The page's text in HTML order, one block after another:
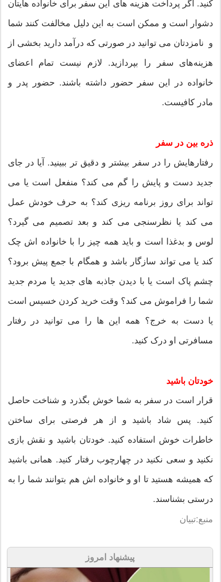
كنید. اگر پرداخت هزینه های این سفر برای خانواده هایتان
دشوار است و ممکن است به این دلیل مخالفت کنند شما
و نامزدتان می توانید در صورتی كه درآمد دارید بخشی از
هزینه‌های سفر را بپردازید. لازم نیست تمام اعضای
خانواده در این سفر حضور داشته باشند. حضور پدر و
مادر کافیست.
ذره بین در سفر
رفتارهایش را در سفر بیشتر و دقیق تر ببینید. آیا در جای
جدید دست و پایش را گم می کند؟ منفعل است یا می
تواند برای روز برنامه ریزی کند؟ به حرف خودش عمل
می کند یا نظرسنجی می کند و بعد تصمیم می گیرد؟
لوس و بدغذا است و باید همه چیز را با خانواده اش چک
کند یا می تواند سازگار باشد و همگام با جمع پیش برود؟
چشم پاک است یا با دیدن جاذبه های جدید یا مردم جدید
شما را فراموش می کند؟ وقت خرید کردن خسیس است
یا دست به خرج؟ همه این ها را می توانید در رفتار
مسافرتی او درک کنید.
خودتان باشید
قرار است در سفر به شما خوش بگذرد و شناخت حاصل
کنید. پس شاد باشید و از هر فرصتی برای ساختن
خاطرات خوش استفاده کنید. خودتان باشید و نقش بازی
نکنید و سعی نکنید در چهارچوب رفتار کنید. همانی باشید
که همیشه هستید تا او و خانواده اش هم بتوانند شما را به
درستی بشناسند.
منبع:تبیان
پیشنهاد امروز